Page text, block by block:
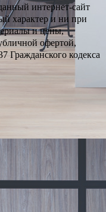
интернет-сайт
характер и ни при
и цены,
офертой,
Гражданского кодекса